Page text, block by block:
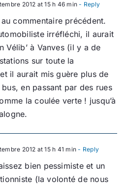
2012 at 15 h 46 min - Reply
commentaire précédent.
irréfléchi, il aurait
Vélib’ à Vanves (il y a de
sur toute la
il aurait mis guère plus de
en passant par des rues
la coulée verte ! jusqu’à
2012 at 15 h 41 min - Reply
bien pessimiste et un
(la volonté de nous